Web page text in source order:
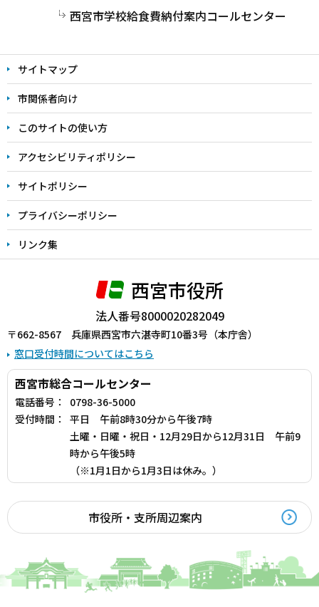
西宮市学校給食費納付案内コールセンター
サイトマップ
市関係者向け
このサイトの使い方
アクセシビリティポリシー
サイトポリシー
プライバシーポリシー
リンク集
西宮市役所
法人番号8000020282049
〒662-8567 兵庫県西宮市六湛寺町10番3号（本庁舎）
窓口受付時間についてはこちら
西宮市総合コールセンター
電話番号：
0798-36-5000
受付時間：
平日 午前8時30分から午後7時
土曜・日曜・祝日・12月29日から12月31日 午前9
時から午後5時
（※1月1日から1月3日は休み。）
市役所・支所周辺案内